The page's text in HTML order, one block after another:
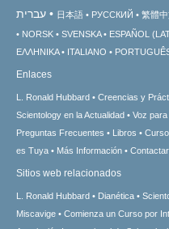
עברית 日本語 РУССКИЙ 繁體中
NORSK
SVENSKA ESPAÑOL
ΕΛΛΗΝΙΚA
ITALIANO
Enlaces
L. Ronald Hubbard Creencias y
Scientology en la Actualidad
Voz
Preguntas Frecuentes
Libros
es Tuya
Más Información Contactar
Sitios web relacionados
L. Ronald Hubbard Dianética
Miscavige
Comienza un Curso por